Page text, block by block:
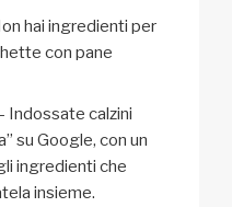
hai ingredienti per
con pane
Indossate calzini
su Google, con un
ingredienti che
insieme.